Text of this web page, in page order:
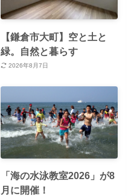
【鎌倉市大町】空と土と
緑。自然と暮らす
2026年8月7日
「海の水泳教室2026」が8
月に開催！